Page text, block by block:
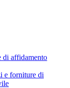
di affidamento
e forniture di